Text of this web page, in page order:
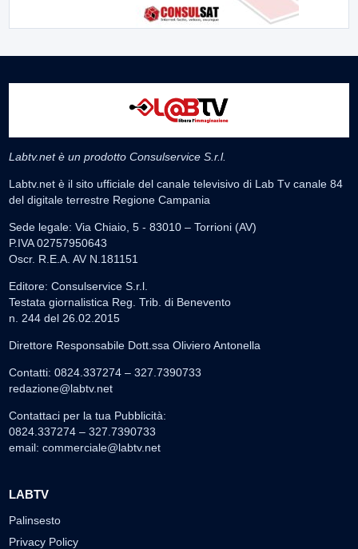
Labtv.net è un prodotto Consulservice S.r.l.
Labtv.net è il sito ufficiale del canale televisivo di Lab Tv canale 84
del digitale terrestre Regione Campania
Sede legale: Via Chiaio, 5 - 83010 – Torrioni (AV)
P.IVA 02757950643
Oscr. R.E.A. AV N.181151
Editore: Consulservice S.r.l.
Testata giornalistica Reg. Trib. di Benevento
n. 244 del 26.02.2015
Direttore Responsabile Dott.ssa Oliviero Antonella
Contatti: 0824.337274 – 327.7390733
redazione@labtv.net
Contattaci per la tua Pubblicità:
0824.337274 – 327.7390733
email: commerciale@labtv.net
LABTV
Palinsesto
Privacy Policy